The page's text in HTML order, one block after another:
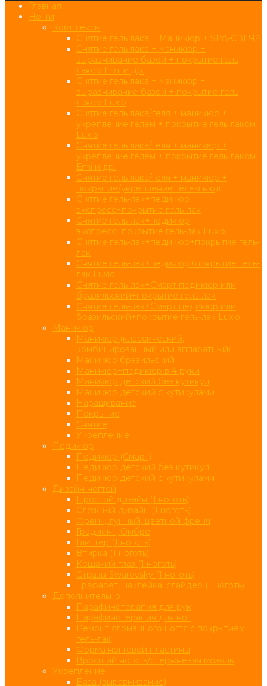
Главная
Ногти
Комплексы
Снятие гель лака + Маникюр + SPA-СВЕЧА
Снятие гель лака + маникюр +
выравнивание базой + покрытие гель
лаком Emi и др.
Снятие гель лака + маникюр +
выравнивание базой + покрытие гель
лаком Luxio
Снятие гель лака/геля + маникюр +
укрепление гелем + покрытие гель лаком
Luxio
Снятие гель лака/геля + маникюр +
укрепление гелем + покрытие гель лаком
Еmі и др.
Снятие гель лака/геля + маникюр +
покрытие/укрепление гелем нюд
Снятие гель-лак+педикюр
экспресс+покрытие гель-лак
Снятие гель-лак+педикюр
экспресс+покрытие гель-лак Luxio
Снятие гель-лак+педикюр+покрытие гель-
лак
Снятие гель-лак+педикюр+покрытие гель-
лак Luxio
Снятие гель-лак+Смарт педикюр или
бразильский+покрытие гель-лак
Снятие гель-лак+Смарт педикюр или
бразильский+покрытие гель-лак Luxio
Маникюр
Маникюр (классический,
комбинированный или аппаратный)
Маникюр бразильский
Маникюр+педикюр в 4 руки
Маникюр детский без кутикул
Маникюр детский с кутикулами
Наращивание
Покрытие
Снятие
Укрепление
Педикюр
Педикюр (Смарт)
Педикюр детский без кутикул
Педикюр детский с кутикулами
Дизайн ногтей
Простой дизайн (1 ноготь)
Сложный дизайн (1 ноготь)
Френч, лунный, цветной френч
Градиент, Омбре
Глиттер (1 ноготь)
Втирка (1 ноготь)
Кошачий глаз (1 ноготь)
Стразы Swarovsky (1 ноготь)
Трафарет, наклейка, слайдер (1 ноготь)
Дополнительно
Парафинотерапия для рук
Парафинотерапия для ног
Ремонт сломанного ногтя с покрытием
гель-лак
Форма ногтевой пластины
Вросший ноготь/стержневая мозоль
Укрепление
База (выравнивание)